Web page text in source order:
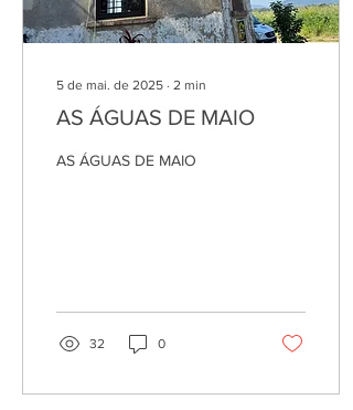
5 de mai. de 2025 ∙ 2 min
AS ÁGUAS DE MAIO
AS ÁGUAS DE MAIO
32 0